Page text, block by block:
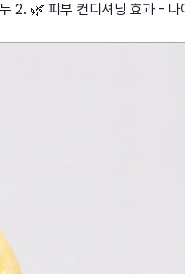
2. 🌿 피부 컨디셔닝 효과 -